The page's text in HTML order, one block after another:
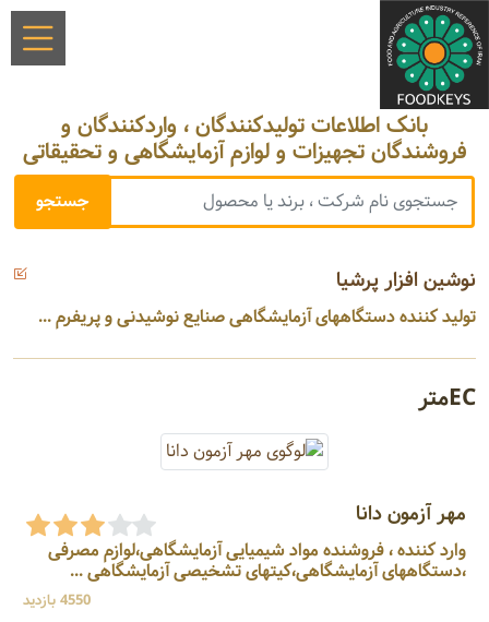
بانک اطلاعات تولیدکنندگان ، واردکنندگان و
فروشندگان تجهیزات و لوازم آزمایشگاهی و تحقیقاتی
نوشین افزار پرشیا
تولید کننده دستگاههای آزمایشگاهی صنایع نوشیدنی و پریفرم ...
ECمتر
مهر آزمون دانا
وارد کننده ، فروشنده مواد شیمیایی آزمایشگاهی،لوازم مصرفی
،دستگاههای آزمایشگاهی،کیتهای تشخیصی آزمایشگاهی ...
4550 بازدید